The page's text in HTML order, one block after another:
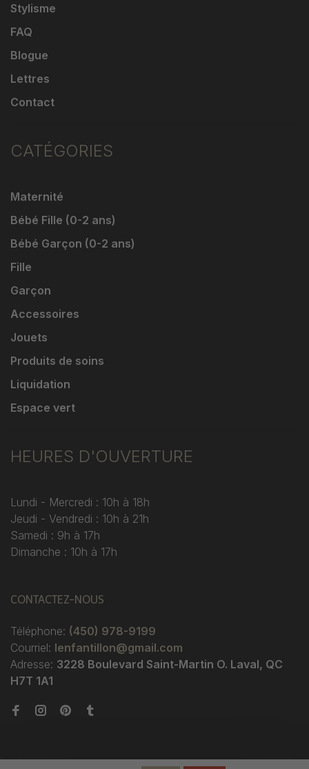
Stylisme
FAQ
Blogue
Lettres
Contact
CATÉGORIES
Maternité
Bébé Fille (0-2 ans)
Bébé Garçon (0-2 ans)
Fille
Garçon
Accessoires
Jouets
Produits de soins
Liquidation
Espace vert
HEURES D'OUVERTURE
Lundi - Mercredi : 10h à 18h
Jeudi - Vendredi : 10h à 21h
Samedi : 9h à 17h
Dimanche : 10h à 17h
CONTACTEZ-NOUS
Téléphone: (450) 978-9199
Courriel: lenfantillon@gmail.com
Adresse: 3228 Boulevard Saint-Martin O. Laval, QC
H7T 1A1